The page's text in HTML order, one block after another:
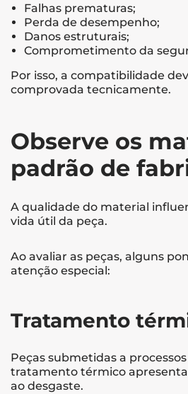
Falhas prematuras;
Perda de desempenho;
Danos estruturais;
Comprometimento da
Por isso, a compatibilidade
comprovada tecnicamente.
Observe os
padrão de
A qualidade do material
vida útil da peça.
Ao avaliar as peças, alguns
atenção especial:
Tratamento
Peças submetidas a
tratamento térmico
ao desgaste.